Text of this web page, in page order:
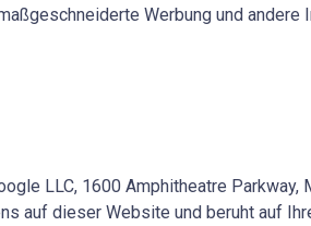
Werbung und andere
LLC, 1600 Amphitheatre Parkway,
auf dieser Website und beruht auf